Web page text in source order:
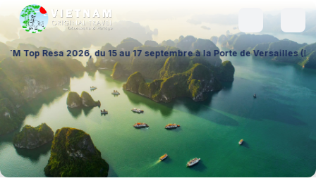
du 15 au 17 septembre à la Porte de Versailles (Hall 1 – Stand